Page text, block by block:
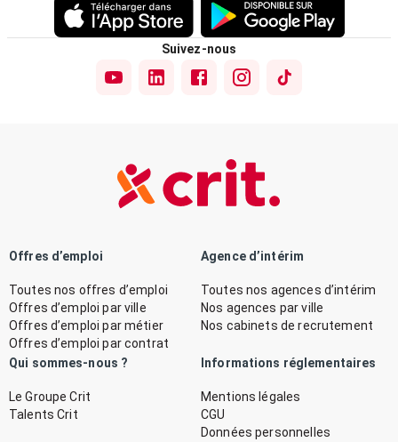
Suivez-nous
Offres d’emploi
Toutes nos offres d’emploi
Offres d’emploi par ville
Offres d’emploi par métier
Offres d’emploi par contrat
Agence d’intérim
Toutes nos agences d’intérim
Nos agences par ville
Nos cabinets de recrutement
Qui sommes-nous ?
Le Groupe Crit
Talents Crit
Informations réglementaires
Mentions légales
CGU
Données personnelles